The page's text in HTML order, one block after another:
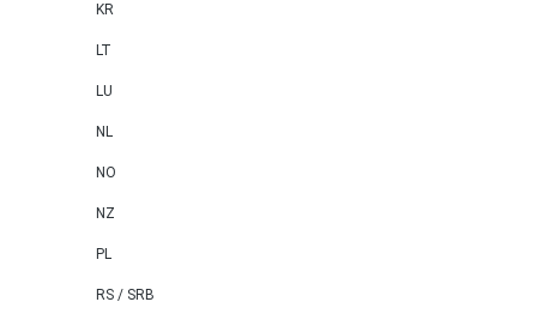
KR
LT
LU
NL
NO
NZ
PL
RS / SRB